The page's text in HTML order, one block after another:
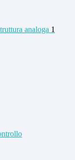
analoga 1